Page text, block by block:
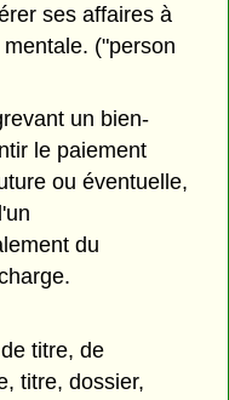
ses affaires à
("person
un bien-
le paiement
ou éventuelle,
du
titre, de
titre, dossier,